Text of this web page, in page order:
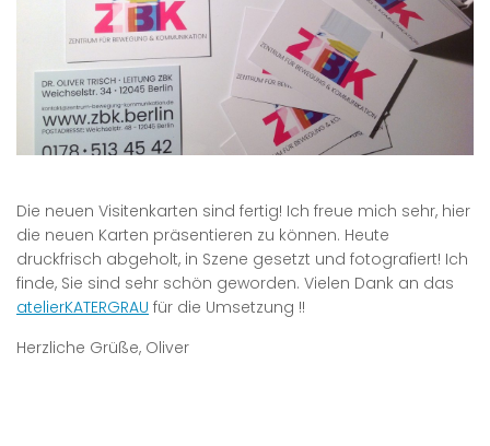
Die neuen Visitenkarten sind fertig! Ich freue mich sehr, hier
die neuen Karten präsentieren zu können. Heute
druckfrisch abgeholt, in Szene gesetzt und fotografiert! Ich
finde, Sie sind sehr schön geworden. Vielen Dank an das
atelierKATERGRAU für die Umsetzung !!
Herzliche Grüße, Oliver